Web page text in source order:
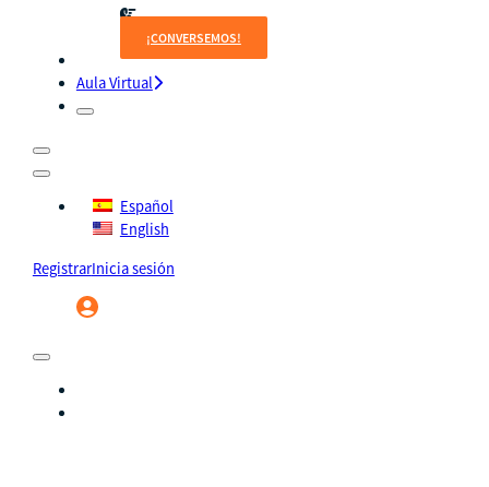
¡CONVERSEMOS!
Aula Virtual
Español
English
RegistrarInicia sesión